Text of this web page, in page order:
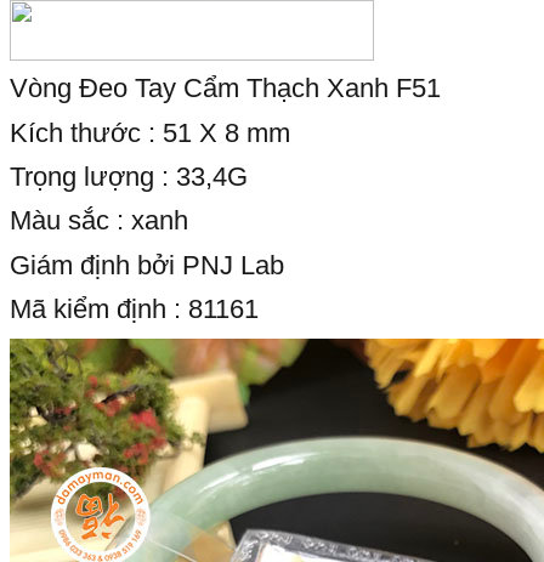
Vòng Đeo Tay Cẩm Thạch Xanh F51
Kích thước : 51 X 8 mm
Trọng lượng : 33,4G
Màu sắc : xanh
Giám định bởi PNJ Lab
Mã kiểm định : 81161